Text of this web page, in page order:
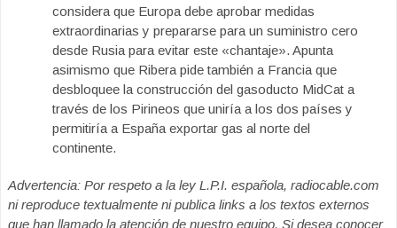
considera que Europa debe aprobar medidas
extraordinarias y prepararse para un suministro cero
desde Rusia para evitar este «chantaje». Apunta
asimismo que Ribera pide también a Francia que
desbloquee la construcción del gasoducto MidCat a
través de los Pirineos que uniría a los dos países y
permitiría a España exportar gas al norte del
continente.
Advertencia: Por respeto a la ley L.P.I. española, radiocable.com
ni reproduce textualmente ni publica links a los textos externos
que han llamado la atención de nuestro equipo. Si desea conocer